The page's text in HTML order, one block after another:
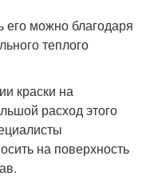
его можно благодаря
теплого
краски на
расход этого
на поверхность